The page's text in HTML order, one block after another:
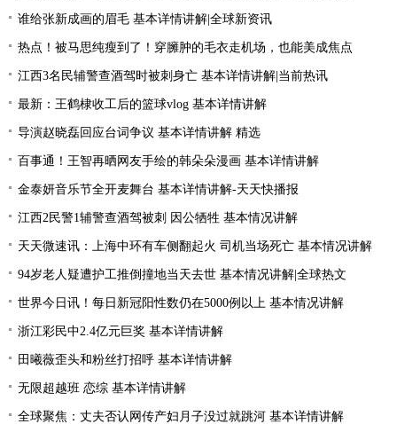
谁给张新成画的眉毛 基本详情讲解|全球新资讯
热点！被马思纯瘦到了！穿臃肿的毛衣走机场，也能美成焦点
江西3名民辅警查酒驾时被刺身亡 基本详情讲解|当前热讯
最新：王鹤棣收工后的篮球vlog 基本详情讲解
导演赵晓磊回应台词争议 基本详情讲解 精选
百事通！王智再晒网友手绘的韩朵朵漫画 基本详情讲解
金泰妍音乐节全开麦舞台 基本详情讲解-天天快播报
江西2民警1辅警查酒驾被刺 因公牺牲 基本情况讲解
天天微速讯：上海中环有车侧翻起火 司机当场死亡 基本情况讲解
94岁老人疑遭护工推倒撞地当天去世 基本情况讲解|全球热文
世界今日讯！每日新冠阳性数仍在5000例以上 基本情况讲解
浙江彩民中2.4亿元巨奖 基本详情讲解
田曦薇歪头和粉丝打招呼 基本详情讲解
无限超越班 恋综 基本详情讲解
全球聚焦：丈夫否认网传产妇月子没过就跳河 基本详情讲解